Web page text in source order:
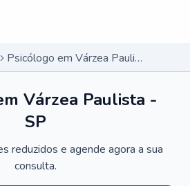
Psicólogo em Várzea Paulista - SP
Várzea Paulista -
SP
reduzidos e agende agora a sua
consulta.